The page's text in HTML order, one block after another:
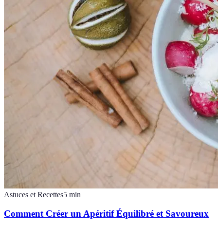
Astuces et Recettes5 min
Comment Créer un Apéritif Équilibré et Savoureux